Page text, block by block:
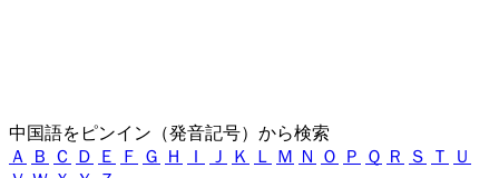
中国語をピンイン（発音記号）から検索
Ａ
Ｂ Ｃ Ｄ Ｅ Ｆ Ｇ Ｈ Ｉ Ｊ Ｋ Ｌ Ｍ Ｎ Ｏ Ｐ Ｑ Ｒ Ｓ Ｔ
Ｕ